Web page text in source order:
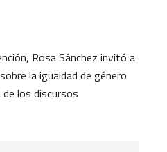
Rosa Sánchez invitó a
la igualdad de género
los discursos